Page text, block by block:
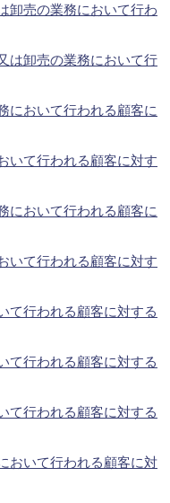
卸売の業務において行わ
は卸売の業務において行
において行われる顧客に
いて行われる顧客に対す
において行われる顧客に
いて行われる顧客に対す
て行われる顧客に対する
て行われる顧客に対する
て行われる顧客に対する
おいて行われる顧客に対